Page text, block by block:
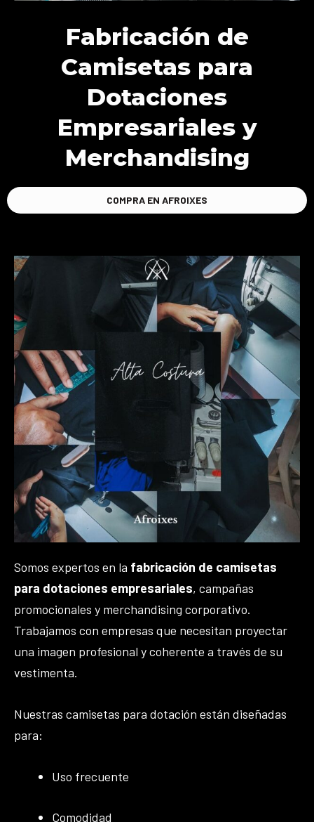
Fabricación de
Camisetas para
Dotaciones
Empresariales y
Merchandising
COMPRA EN AFROIXES
Somos expertos en la fabricación de camisetas
para dotaciones empresariales, campañas
promocionales y merchandising corporativo.
Trabajamos con empresas que necesitan proyectar
una imagen profesional y coherente a través de su
vestimenta.
Nuestras camisetas para dotación están diseñadas
para:
Uso frecuente
Comodidad